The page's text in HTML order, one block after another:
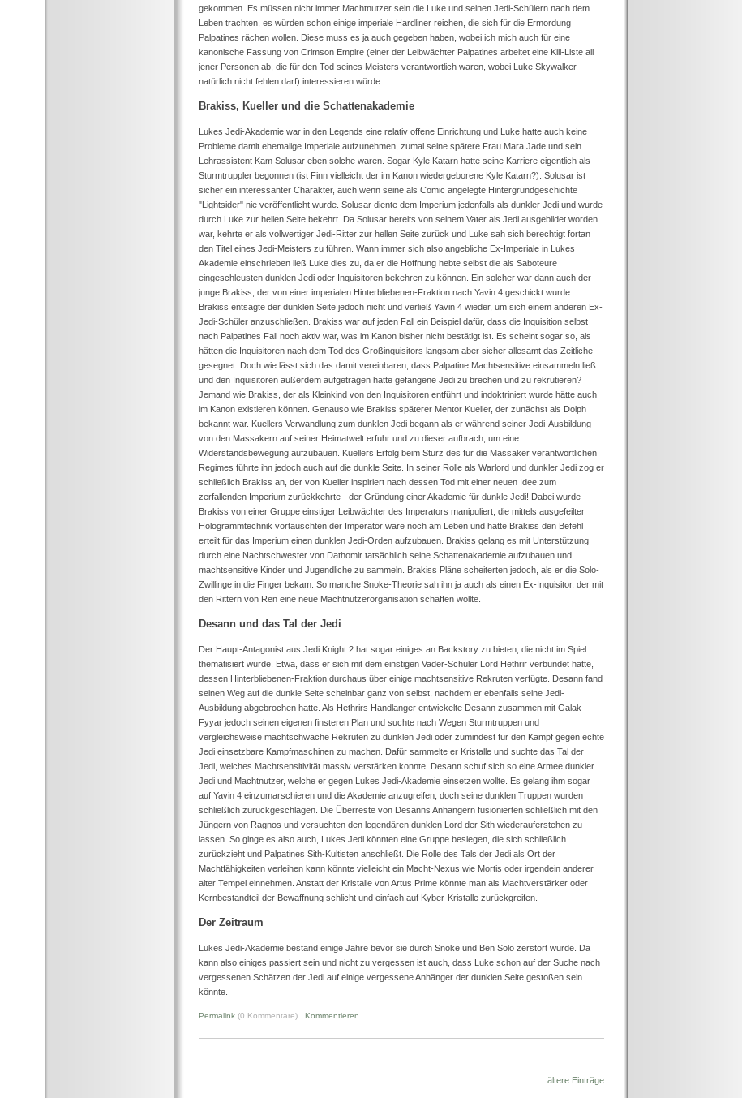
gekommen. Es müssen nicht immer Machtnutzer sein die Luke und seinen Jedi-Schülern nach dem
Leben trachten, es würden schon einige imperiale Hardliner reichen, die sich für die Ermordung
Palpatines rächen wollen. Diese muss es ja auch gegeben haben, wobei ich mich auch für eine
kanonische Fassung von Crimson Empire (einer der Leibwächter Palpatines arbeitet eine Kill-Liste all
jener Personen ab, die für den Tod seines Meisters verantwortlich waren, wobei Luke Skywalker
natürlich nicht fehlen darf) interessieren würde.
Brakiss, Kueller und die Schattenakademie
Lukes Jedi-Akademie war in den Legends eine relativ offene Einrichtung und Luke hatte auch keine
Probleme damit ehemalige Imperiale aufzunehmen, zumal seine spätere Frau Mara Jade und sein
Lehrassistent Kam Solusar eben solche waren. Sogar Kyle Katarn hatte seine Karriere eigentlich als
Sturmtruppler begonnen (ist Finn vielleicht der im Kanon wiedergeborene Kyle Katarn?). Solusar ist
sicher ein interessanter Charakter, auch wenn seine als Comic angelegte Hintergrundgeschichte
"Lightsider" nie veröffentlicht wurde. Solusar diente dem Imperium jedenfalls als dunkler Jedi und wurde
durch Luke zur hellen Seite bekehrt. Da Solusar bereits von seinem Vater als Jedi ausgebildet worden
war, kehrte er als vollwertiger Jedi-Ritter zur hellen Seite zurück und Luke sah sich berechtigt fortan
den Titel eines Jedi-Meisters zu führen. Wann immer sich also angebliche Ex-Imperiale in Lukes
Akademie einschrieben ließ Luke dies zu, da er die Hoffnung hebte selbst die als Saboteure
eingeschleusten dunklen Jedi oder Inquisitoren bekehren zu können. Ein solcher war dann auch der
junge Brakiss, der von einer imperialen Hinterbliebenen-Fraktion nach Yavin 4 geschickt wurde.
Brakiss entsagte der dunklen Seite jedoch nicht und verließ Yavin 4 wieder, um sich einem anderen Ex-
Jedi-Schüler anzuschließen. Brakiss war auf jeden Fall ein Beispiel dafür, dass die Inquisition selbst
nach Palpatines Fall noch aktiv war, was im Kanon bisher nicht bestätigt ist. Es scheint sogar so, als
hätten die Inquisitoren nach dem Tod des Großinquisitors langsam aber sicher allesamt das Zeitliche
gesegnet. Doch wie lässt sich das damit vereinbaren, dass Palpatine Machtsensitive einsammeln ließ
und den Inquisitoren außerdem aufgetragen hatte gefangene Jedi zu brechen und zu rekrutieren?
Jemand wie Brakiss, der als Kleinkind von den Inquisitoren entführt und indoktriniert wurde hätte auch
im Kanon existieren können. Genauso wie Brakiss späterer Mentor Kueller, der zunächst als Dolph
bekannt war. Kuellers Verwandlung zum dunklen Jedi begann als er während seiner Jedi-Ausbildung
von den Massakern auf seiner Heimatwelt erfuhr und zu dieser aufbrach, um eine
Widerstandsbewegung aufzubauen. Kuellers Erfolg beim Sturz des für die Massaker verantwortlichen
Regimes führte ihn jedoch auch auf die dunkle Seite. In seiner Rolle als Warlord und dunkler Jedi zog er
schließlich Brakiss an, der von Kueller inspiriert nach dessen Tod mit einer neuen Idee zum
zerfallenden Imperium zurückkehrte - der Gründung einer Akademie für dunkle Jedi! Dabei wurde
Brakiss von einer Gruppe einstiger Leibwächter des Imperators manipuliert, die mittels ausgefeilter
Hologrammtechnik vortäuschten der Imperator wäre noch am Leben und hätte Brakiss den Befehl
erteilt für das Imperium einen dunklen Jedi-Orden aufzubauen. Brakiss gelang es mit Unterstützung
durch eine Nachtschwester von Dathomir tatsächlich seine Schattenakademie aufzubauen und
machtsensitive Kinder und Jugendliche zu sammeln. Brakiss Pläne scheiterten jedoch, als er die Solo-
Zwillinge in die Finger bekam. So manche Snoke-Theorie sah ihn ja auch als einen Ex-Inquisitor, der mit
den Rittern von Ren eine neue Machtnutzerorganisation schaffen wollte.
Desann und das Tal der Jedi
Der Haupt-Antagonist aus Jedi Knight 2 hat sogar einiges an Backstory zu bieten, die nicht im Spiel
thematisiert wurde. Etwa, dass er sich mit dem einstigen Vader-Schüler Lord Hethrir verbündet hatte,
dessen Hinterbliebenen-Fraktion durchaus über einige machtsensitive Rekruten verfügte. Desann fand
seinen Weg auf die dunkle Seite scheinbar ganz von selbst, nachdem er ebenfalls seine Jedi-
Ausbildung abgebrochen hatte. Als Hethrirs Handlanger entwickelte Desann zusammen mit Galak
Fyyar jedoch seinen eigenen finsteren Plan und suchte nach Wegen Sturmtruppen und
vergleichsweise machtschwache Rekruten zu dunklen Jedi oder zumindest für den Kampf gegen echte
Jedi einsetzbare Kampfmaschinen zu machen. Dafür sammelte er Kristalle und suchte das Tal der
Jedi, welches Machtsensitivität massiv verstärken konnte. Desann schuf sich so eine Armee dunkler
Jedi und Machtnutzer, welche er gegen Lukes Jedi-Akademie einsetzen wollte. Es gelang ihm sogar
auf Yavin 4 einzumarschieren und die Akademie anzugreifen, doch seine dunklen Truppen wurden
schließlich zurückgeschlagen. Die Überreste von Desanns Anhängern fusionierten schließlich mit den
Jüngern von Ragnos und versuchten den legendären dunklen Lord der Sith wiederauferstehen zu
lassen. So ginge es also auch, Lukes Jedi könnten eine Gruppe besiegen, die sich schließlich
zurückzieht und Palpatines Sith-Kultisten anschließt. Die Rolle des Tals der Jedi als Ort der
Machtfähigkeiten verleihen kann könnte vielleicht ein Macht-Nexus wie Mortis oder irgendein anderer
alter Tempel einnehmen. Anstatt der Kristalle von Artus Prime könnte man als Machtverstärker oder
Kernbestandteil der Bewaffnung schlicht und einfach auf Kyber-Kristalle zurückgreifen.
Der Zeitraum
Lukes Jedi-Akademie bestand einige Jahre bevor sie durch Snoke und Ben Solo zerstört wurde. Da
kann also einiges passiert sein und nicht zu vergessen ist auch, dass Luke schon auf der Suche nach
vergessenen Schätzen der Jedi auf einige vergessene Anhänger der dunklen Seite gestoßen sein
könnte.
Permalink (0 Kommentare) Kommentieren
ältere Einträge